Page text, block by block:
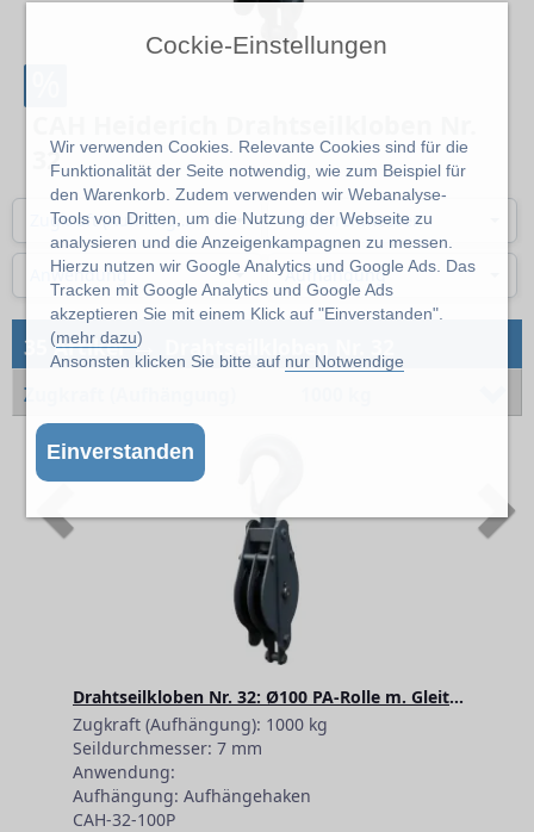
Cockie-Einstellungen
Wir verwenden Cookies. Relevante Cookies sind für die
Funktionalität der Seite notwendig, wie zum Beispiel für
den Warenkorb. Zudem verwenden wir Webanalyse-
Tools von Dritten, um die Nutzung der Webseite zu
analysieren und die Anzeigenkampagnen zu messen.
Hierzu nutzen wir Google Analytics und Google Ads. Das
Tracken mit Google Analytics und Google Ads
akzeptieren Sie mit einem Klick auf "Einverstanden".
(mehr dazu)
Ansonsten klicken Sie bitte auf nur Notwendige
Einverstanden
32
Zugkraft (Aufhängung) Seildurchmesser
Anwendung Aufhängung
35 Artikel→
Zugkraft (Aufhängung)
Drahtseilkloben Nr. 32: Ø100 PA-Rolle m. Gleitlager
Zugkraft (Aufhängung): 1000 kg
Seildurchmesser: 7 mm
Anwendung:
Aufhängung: Aufhängehaken
CAH-32-100P
Previous